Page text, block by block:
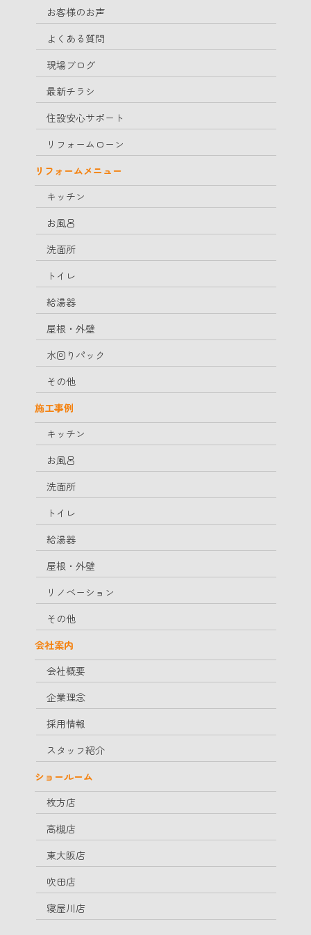
お客様のお声
よくある質問
現場ブログ
最新チラシ
住設安心サポート
リフォームローン
リフォームメニュー
キッチン
お風呂
洗面所
トイレ
給湯器
屋根・外壁
水回りパック
その他
施工事例
キッチン
お風呂
洗面所
トイレ
給湯器
屋根・外壁
リノベーション
その他
会社案内
会社概要
企業理念
採用情報
スタッフ紹介
ショールーム
枚方店
高槻店
東大阪店
吹田店
寝屋川店